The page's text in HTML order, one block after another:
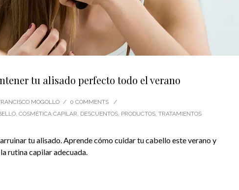
tu alisado perfecto todo el verano
MOGOLLO / 0 COMMENTS
/
, COSMÉTICA CAPILAR, DESCUENTOS, PRODUCTOS, TRATAMIENTOS
tu alisado. Aprende cómo cuidar tu cabello este verano y
rutina capilar adecuada.